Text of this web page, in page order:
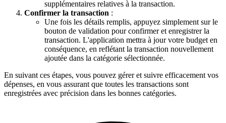
supplémentaires relatives à la transaction.
Confirmer la transaction :
Une fois les détails remplis, appuyez simplement sur le
bouton de validation pour confirmer et enregistrer la
transaction. L'application mettra à jour votre budget en
conséquence, en reflétant la transaction nouvellement
ajoutée dans la catégorie sélectionnée.
En suivant ces étapes, vous pouvez gérer et suivre efficacement vos
dépenses, en vous assurant que toutes les transactions sont
enregistrées avec précision dans les bonnes catégories.